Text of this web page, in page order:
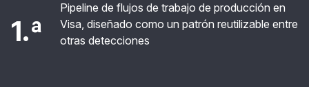
1.ª
Pipeline de flujos de trabajo de producción en
Visa, diseñado como un patrón reutilizable entre
otras detecciones